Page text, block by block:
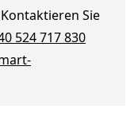
Sie
524 717 830